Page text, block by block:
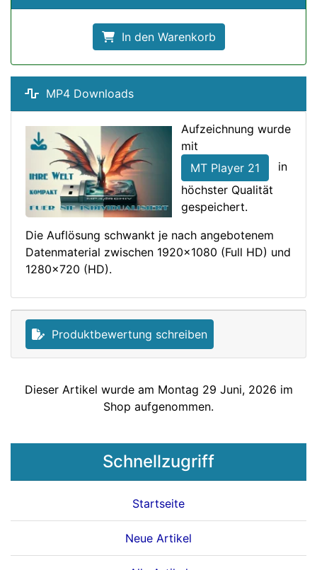
In den Warenkorb
MP4 Downloads
Aufzeichnung wurde
mit
MT Player 21
in
höchster Qualität
gespeichert.
Die Auflösung schwankt je nach angebotenem
Datenmaterial zwischen 1920x1080 (Full HD) und
1280x720 (HD).
Produktbewertung schreiben
Dieser Artikel wurde am Montag 29 Juni, 2026 im
Shop aufgenommen.
Schnellzugriff
Startseite
Neue Artikel